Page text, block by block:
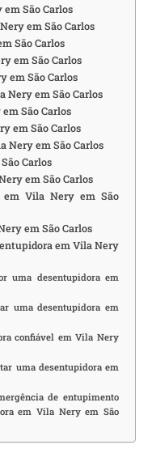
São Carlos
em São Carlos
São Carlos
em São Carlos
em São Carlos
Nery em São Carlos
São Carlos
em São Carlos
Nery em São Carlos
Carlos
em São Carlos
em Vila Nery em São
em São Carlos
em Vila Nery
uma desentupidora em
uma desentupidora em
confiável em Vila Nery
uma desentupidora em
de entupimento
em Vila Nery em São